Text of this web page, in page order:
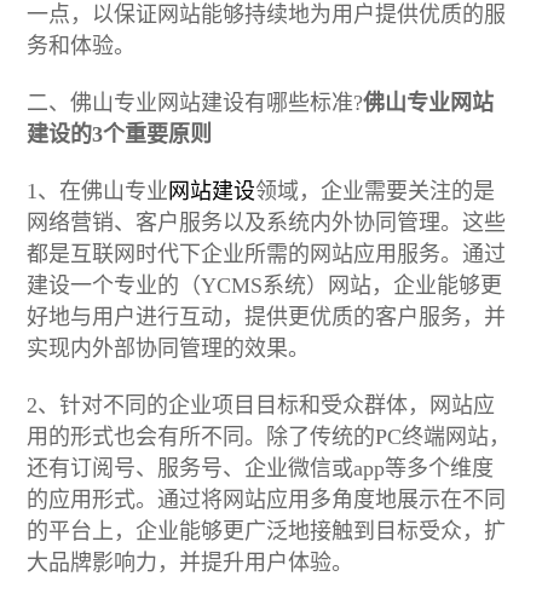
一点，以保证网站能够持续地为用户提供优质的服
务和体验。
二、佛山专业网站建设有哪些标准?佛山专业网站
建设的3个重要原则
1、在佛山专业 网站建设领域，企业需要关注的是
网络营销、客户服务以及系统内外协同管理。这些
都是互联网时代下企业所需的网站应用服务。通过
建设一个专业的（YCMS系统）网站，企业能够更
好地与用户进行互动，提供更优质的客户服务，并
实现内外部协同管理的效果。
2、针对不同的企业项目目标和受众群体，网站应
用的形式也会有所不同。除了传统的PC终端网站，
还有订阅号、服务号、企业微信或app等多个维度
的应用形式。通过将网站应用多角度地展示在不同
的平台上，企业能够更广泛地接触到目标受众，扩
大品牌影响力，并提升用户体验。